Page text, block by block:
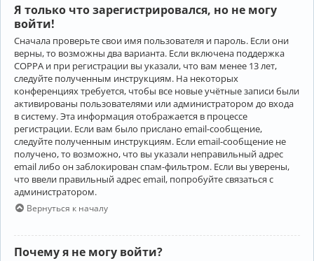
Я только что зарегистрировался, но не могу
войти!
Сначала проверьте свои имя пользователя и пароль. Если они
верны, то возможны два варианта. Если включена поддержка
COPPA и при регистрации вы указали, что вам менее 13 лет,
следуйте полученным инструкциям. На некоторых
конференциях требуется, чтобы все новые учётные записи были
активированы пользователями или администратором до входа
в систему. Эта информация отображается в процессе
регистрации. Если вам было прислано email-сообщение,
следуйте полученным инструкциям. Если email-сообщение не
получено, то возможно, что вы указали неправильный адрес
email либо он заблокирован спам-фильтром. Если вы уверены,
что ввели правильный адрес email, попробуйте связаться с
администратором.
Вернуться к началу
Почему я не могу войти?